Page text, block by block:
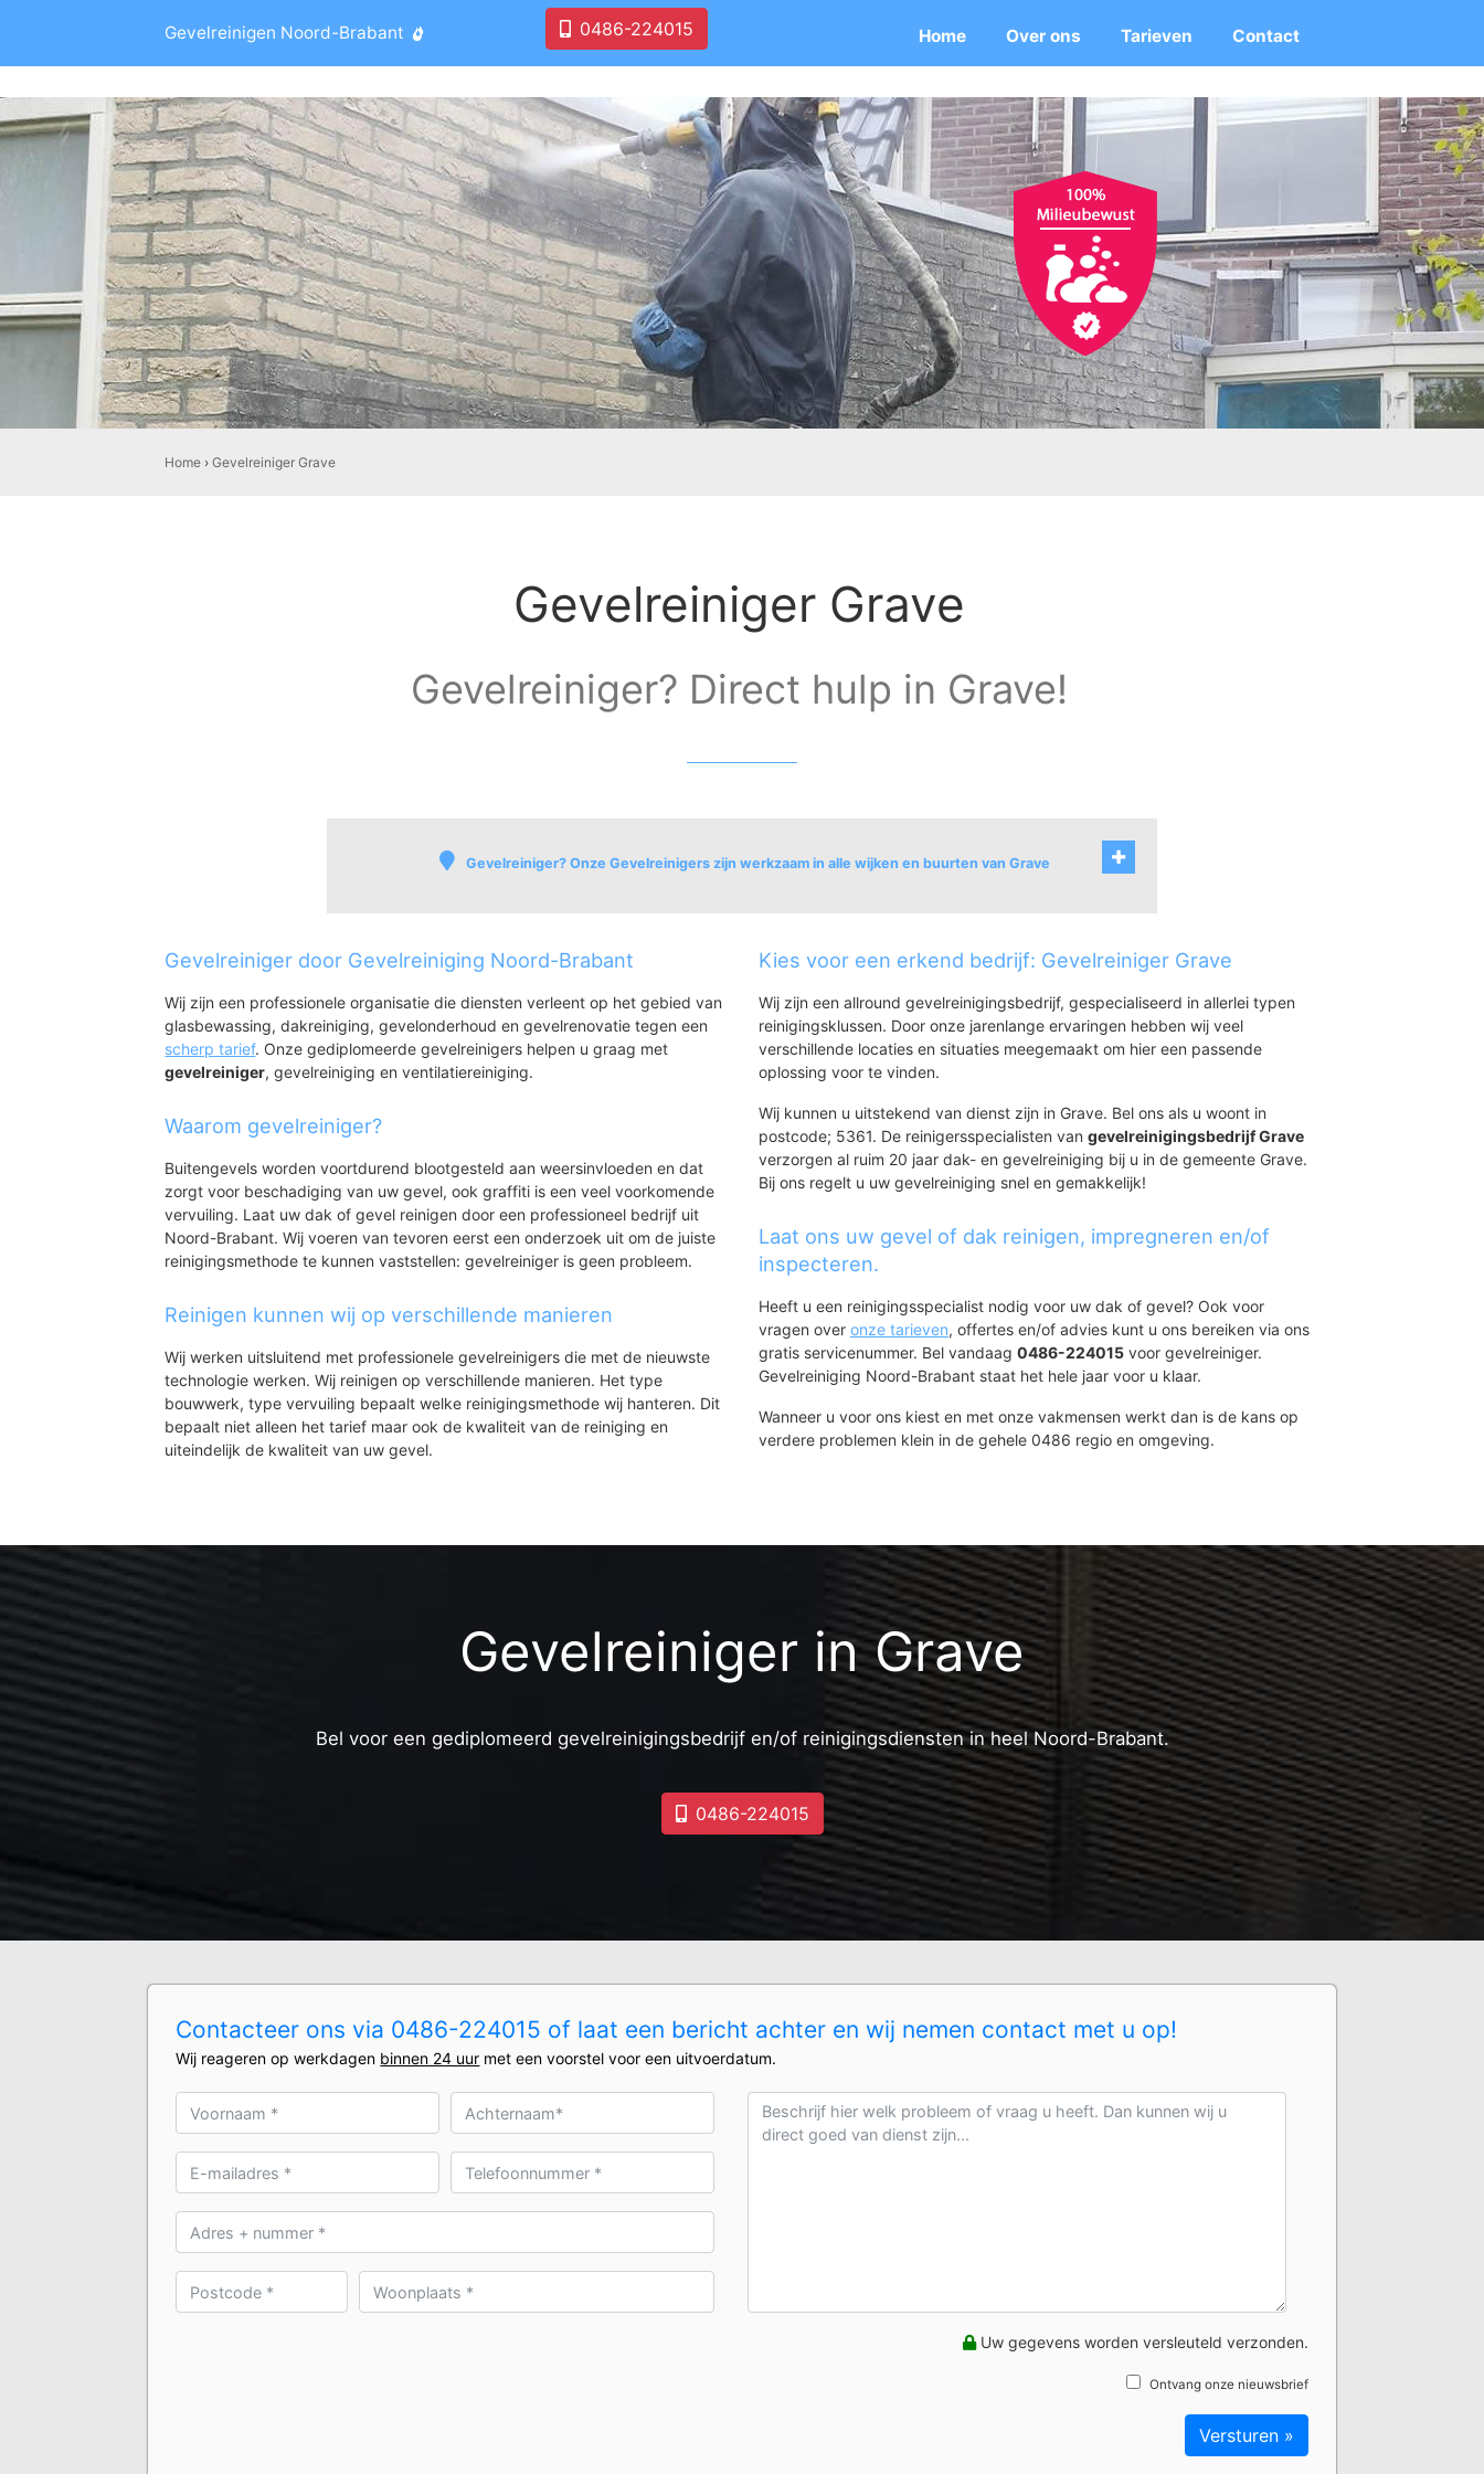
Gevelreinigen Noord-Brabant 0486-224015 Home Over ons Tarieven Contact
Home ›Gevelreiniger Grave
Gevelreiniger Grave
Gevelreiniger? Direct hulp in Grave!
Gevelreiniger? Onze Gevelreinigers zijn werkzaam in alle wijken en buurten van Grave
Binnenstad-Grave
Mars
Bikkelkamp
Esterveld
Zittert
De Stoof
Gevelreiniger door Gevelreiniging Noord-Brabant
Wij zijn een professionele organisatie die diensten verleent op het gebied van
glasbewassing, dakreiniging, gevelonderhoud en gevelrenovatie tegen een
scherp tarief. Onze gediplomeerde gevelreinigers helpen u graag met
gevelreiniger, gevelreiniging en ventilatiereiniging.
Waarom gevelreiniger?
Buitengevels worden voortdurend blootgesteld aan weersinvloeden en dat
zorgt voor beschadiging van uw gevel, ook graffiti is een veel voorkomende
vervuiling. Laat uw dak of gevel reinigen door een professioneel bedrijf uit
Noord-Brabant. Wij voeren van tevoren eerst een onderzoek uit om de juiste
reinigingsmethode te kunnen vaststellen: gevelreiniger is geen probleem.
Reinigen kunnen wij op verschillende manieren
Wij werken uitsluitend met professionele gevelreinigers die met de nieuwste
technologie werken. Wij reinigen op verschillende manieren. Het type
bouwwerk, type vervuiling bepaalt welke reinigingsmethode wij hanteren. Dit
bepaalt niet alleen het tarief maar ook de kwaliteit van de reiniging en
uiteindelijk de kwaliteit van uw gevel.
Kies voor een erkend bedrijf: Gevelreiniger Grave
Wij zijn een allround gevelreinigingsbedrijf, gespecialiseerd in allerlei typen
reinigingsklussen. Door onze jarenlange ervaringen hebben wij veel
verschillende locaties en situaties meegemaakt om hier een passende
oplossing voor te vinden.
Wij kunnen u uitstekend van dienst zijn in Grave. Bel ons als u woont in
postcode; 5361. De reinigersspecialisten van gevelreinigingsbedrijf Grave
verzorgen al ruim 20 jaar dak- en gevelreiniging bij u in de gemeente Grave.
Bij ons regelt u uw gevelreiniging snel en gemakkelijk!
Laat ons uw gevel of dak reinigen, impregneren en/of
inspecteren.
Heeft u een reinigingsspecialist nodig voor uw dak of gevel? Ook voor
vragen over onze tarieven, offertes en/of advies kunt u ons bereiken via ons
gratis servicenummer. Bel vandaag 0486-224015 voor gevelreiniger.
Gevelreiniging Noord-Brabant staat het hele jaar voor u klaar.
Wanneer u voor ons kiest en met onze vakmensen werkt dan is de kans op
verdere problemen klein in de gehele 0486 regio en omgeving.
Gevelreiniger in Grave
Bel voor een gediplomeerd gevelreinigingsbedrijf en/of reinigingsdiensten in heel Noord-Brabant.
0486-224015
Contacteer ons via 0486-224015 of laat een bericht achter en wij nemen contact met u op!
Wij reageren op werkdagen binnen 24 uur met een voorstel voor een uitvoerdatum.
Uw gegevens worden versleuteld verzonden.
Ontvang onze nieuwsbrief